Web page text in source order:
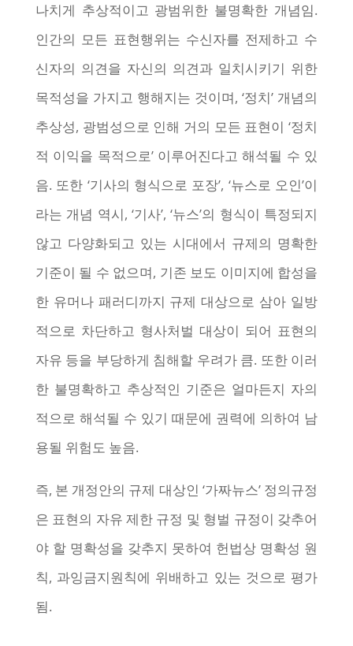
나치게 추상적이고 광범위한 불명확한 개념임.
인간의 모든 표현행위는 수신자를 전제하고 수
신자의 의견을 자신의 의견과 일치시키기 위한
목적성을 가지고 행해지는 것이며, ‘정치’ 개념의
추상성, 광범성으로 인해 거의 모든 표현이 ‘정치
적 이익을 목적으로’ 이루어진다고 해석될 수 있
음. 또한 ‘기사의 형식으로 포장’, ‘뉴스로 오인’이
라는 개념 역시, ‘기사’, ‘뉴스’의 형식이 특정되지
않고 다양화되고 있는 시대에서 규제의 명확한
기준이 될 수 없으며, 기존 보도 이미지에 합성을
한 유머나 패러디까지 규제 대상으로 삼아 일방
적으로 차단하고 형사처벌 대상이 되어 표현의
자유 등을 부당하게 침해할 우려가 큼. 또한 이러
한 불명확하고 추상적인 기준은 얼마든지 자의
적으로 해석될 수 있기 때문에 권력에 의하여 남
용될 위험도 높음.
즉, 본 개정안의 규제 대상인 ‘가짜뉴스’ 정의규정
은 표현의 자유 제한 규정 및 형벌 규정이 갖추어
야 할 명확성을 갖추지 못하여 헌법상 명확성 원
칙, 과잉금지원칙에 위배하고 있는 것으로 평가
됨.